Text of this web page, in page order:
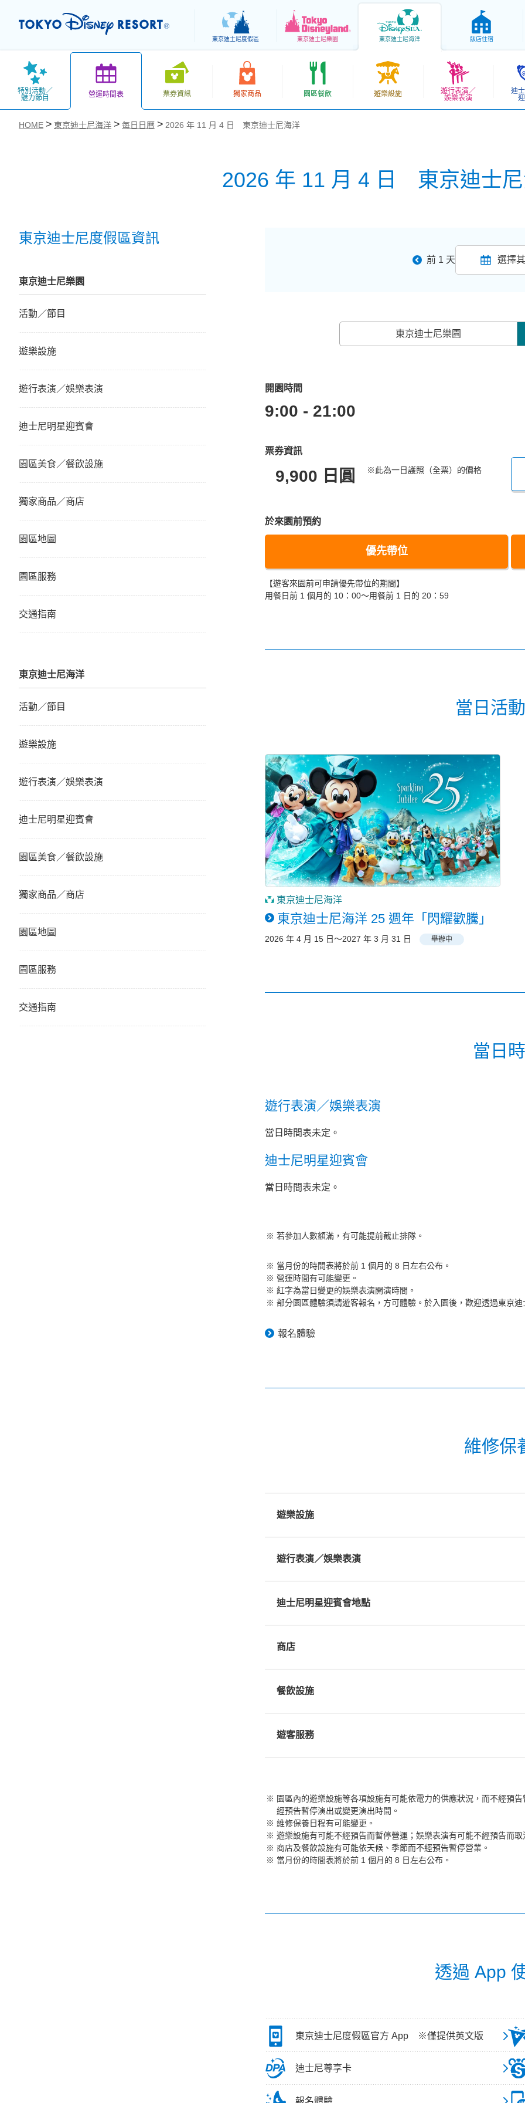
東京迪士尼度假區 東京迪士尼樂園 東京迪士尼海洋 飯店住宿
特別活動／
魅力節目
營運時間表 票券資訊 獨家商品 園區餐飲 遊樂設施
遊行表演／
娛樂表演
迪
HOME 東京迪士尼海洋 每日日曆 2026 年 11 月 4 日 東京迪士尼海洋
2026 年 11 月 4 日 東京迪士
前 1 天 選擇
東京迪士尼樂園
開園時間
9:00 - 21:00
票券資訊
9,900 日圓 ※此為一日護照（全票）的價格
於來園前預約
優先帶位
【遊客來園前可申請優先帶位的期間】
用餐日前 1 個月的 10：00～用餐前 1 日的 20：59
當日活
東京迪士尼海洋
東京迪士尼海洋 25 週年「閃耀歡騰」
2026 年 4 月 15 日～2027 年 3 月 31 日 舉辦中
當日
遊行表演／娛樂表演
當日時間表未定。
迪士尼明星迎賓會
當日時間表未定。
若參加人數額滿，有可能提前截止排隊。
當月份的時間表將於前 1 個月的 8 日左右公布。
營運時間有可能變更。
紅字為當日變更的娛樂表演開演時間。
部分園區體驗須請遊客報名，方可體驗。於入園後，歡迎透過東京
報名體驗
維修保
遊樂設施
遊行表演／娛樂表演
迪士尼明星迎賓會地點
商店
餐飲設施
遊客服務
園區內的遊樂設施等各項設施有可能依電力的供應狀況，而不經預
經預告暫停演出或變更演出時間。
維修保養日程有可能變更。
遊樂設施有可能不經預告而暫停營運；娛樂表演有可能不經預告而取
商店及餐飲設施有可能依天候、季節而不經預告暫停營業。
當月份的時間表將於前 1 個月的 8 日左右公布。
透過 App
東京迪士尼度假區官方 App ※僅提供英文版
迪士尼尊享卡
報名體驗
東京迪士尼度假區資訊
東京迪士尼樂園
活動／節目
遊樂設施
遊行表演／娛樂表演
迪士尼明星迎賓會
園區美食／餐飲設施
獨家商品／商店
園區地圖
園區服務
交通指南
東京迪士尼海洋
活動／節目
遊樂設施
遊行表演／娛樂表演
迪士尼明星迎賓會
園區美食／餐飲設施
獨家商品／商店
園區地圖
園區服務
交通指南